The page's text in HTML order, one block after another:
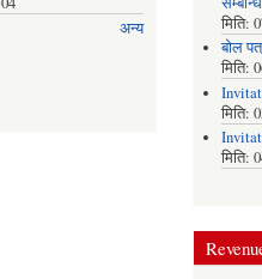
अन्य
मिति:
बोल
मिति:
मिति:
मिति: